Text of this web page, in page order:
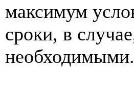
максимум
сроки, в
необходимыми.